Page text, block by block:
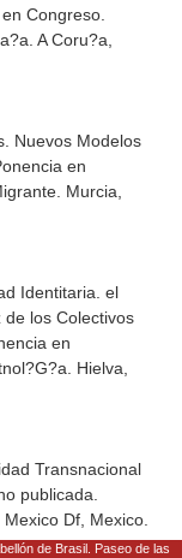
Congreso.
A Coru?a,
Nuevos Modelos
en
Murcia,
Identitaria. el
de los Colectivos
en
Hielva,
Transnacional
publicada.
Df, Mexico.
de Brasil. Paseo de las